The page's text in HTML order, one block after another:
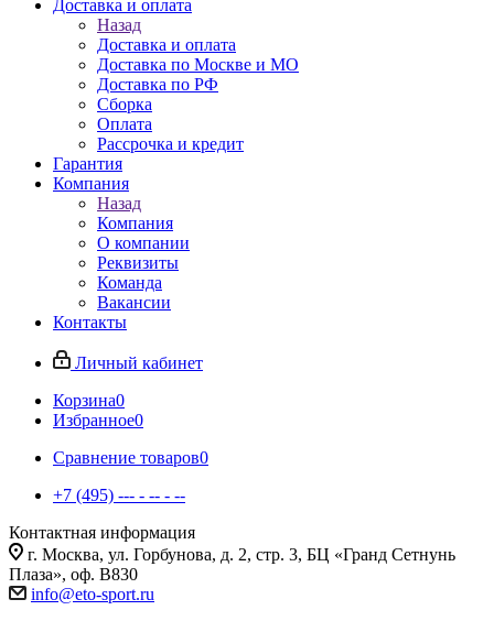
Доставка и оплата
Назад
Доставка и оплата
Доставка по Москве и МО
Доставка по РФ
Сборка
Оплата
Рассрочка и кредит
Гарантия
Компания
Назад
Компания
О компании
Реквизиты
Команда
Вакансии
Контакты
Личный кабинет
Корзина0
Избранное0
Сравнение товаров0
+7 (495) --- - -- - --
Контактная информация
г. Москва, ул. Горбунова, д. 2, стр. 3, БЦ «Гранд Сетнунь
Плаза», оф. В830
info@eto-sport.ru